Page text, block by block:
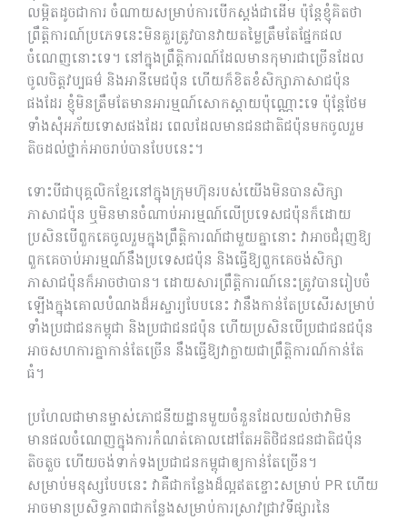
លម្អិតដូចជាការ ចំណាយសម្រាប់ការបើកស្តង់ជាដើម ប៉ុន្តែខ្ញុំគិតថា
ព្រឹត្តិការណ៍ប្រភេទនេះមិនគួរត្រូវបានវាយតម្លៃត្រឹមតែផ្នែកផល
ចំណេញនោះទេ។ នៅក្នុងព្រឹត្តិការណ៍ដែលមានកុមារជាច្រើនដែល
ចូលចិត្តវប្បធម៌ និងអានីមេជប៉ុន ហើយក៏ខិតខំសិក្សាភាសាជប៉ុន
ផងដែរ ខ្ញុំមិនត្រឹមតែមានអារម្មណ៍សោកស្តាយប៉ុណ្ណោះទេ ប៉ុន្តែថែម
ទាំងសុំអភ័យទោសផងដែរ ពេលដែលមានជនជាតិជប៉ុនមកចូលរួម
តិចដល់ថ្នាក់អាចរាប់បានបែបនេះ។
ទោះបីជាបុគ្គលិកខ្មែរនៅក្នុងក្រុមហ៊ុនរបស់យើងមិនបានសិក្សា
ភាសាជប៉ុន ឬមិនមានចំណាប់អារម្មណ៍លើប្រទេសជប៉ុនក៏ដោយ
ប្រសិនបើពួកគេចូលរួមក្នុងព្រឹត្តិការណ៍ជាមួយគ្នានោះ វាអាចជំរុញឱ្យ
ពួកគេចាប់អារម្មណ៍នឹងប្រទេសជប៉ុន និងធ្វើឱ្យពួកគេចង់សិក្សា
ភាសាជប៉ុនក៏អាចថាបាន។ ដោយសារព្រឹត្តិការណ៍នេះត្រូវបានរៀបចំ
ឡើងក្នុងគោលបំណងដ៏អស្ចារ្យបែបនេះ វានឹងកាន់តែប្រសើរសម្រាប់
ទាំងប្រជាជនកម្ពុជា និងប្រជាជនជប៉ុន ហើយប្រសិនបើប្រជាជនជប៉ុន
អាចសហការគ្នាកាន់តែច្រើន នឹងធ្វើឱ្យវាក្លាយជាព្រឹត្តិការណ៍កាន់តែ
ធំ។
ប្រហែលជាមានម្ចាស់ភោជនីយដ្ឋានមួយចំនួនដែលយល់ថាវាមិន
មានផលចំណេញក្នុងការកំណត់គោលដៅតែអតិថិជនជនជាតិជប៉ុន
តិចតួច ហើយចង់ទាក់ទងប្រជាជនកម្ពុជាឲ្យកាន់តែច្រើន។
សម្រាប់មនុស្សបែបនេះ វាគឺជាកន្លែងដ៏ល្អឥតខ្ចោះសម្រាប់ PR ហើយ
អាចមានប្រសិទ្ធភាពជាកន្លែងសម្រាប់ការស្រាវជ្រាវទីផ្សារនៃ